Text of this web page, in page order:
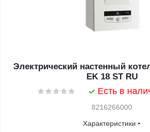
Электрический настенный
EK 18 ST RU
Есть в
8216266000
Характеристики